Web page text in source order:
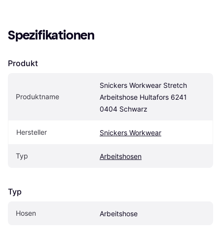
Spezifikationen
Produkt
Produktname
Snickers Workwear Stretch
Arbeitshose Hultafors 6241
0404 Schwarz
Hersteller Snickers Workwear
Typ Arbeitshosen
Typ
Hosen Arbeitshose